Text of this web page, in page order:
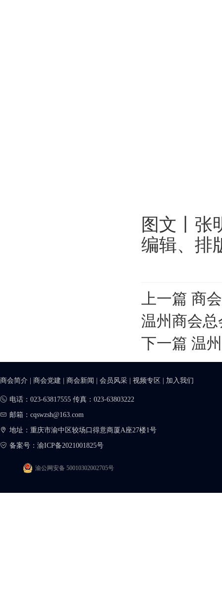
图文丨张
编辑、排
上一篇 商
温州商会
下一篇 温
商会简介 | 商会党建 | 商会新闻 | 会员风采 | 视频专区 | 加入我们
电话：023-63817555 传真：023-63803222
邮箱：cqswzsh@163.com
地址：重庆市渝中区较场口得意商厦A座27楼1号
备案号： 渝ICP备2021001825号
渝公网安备 50010302002705号